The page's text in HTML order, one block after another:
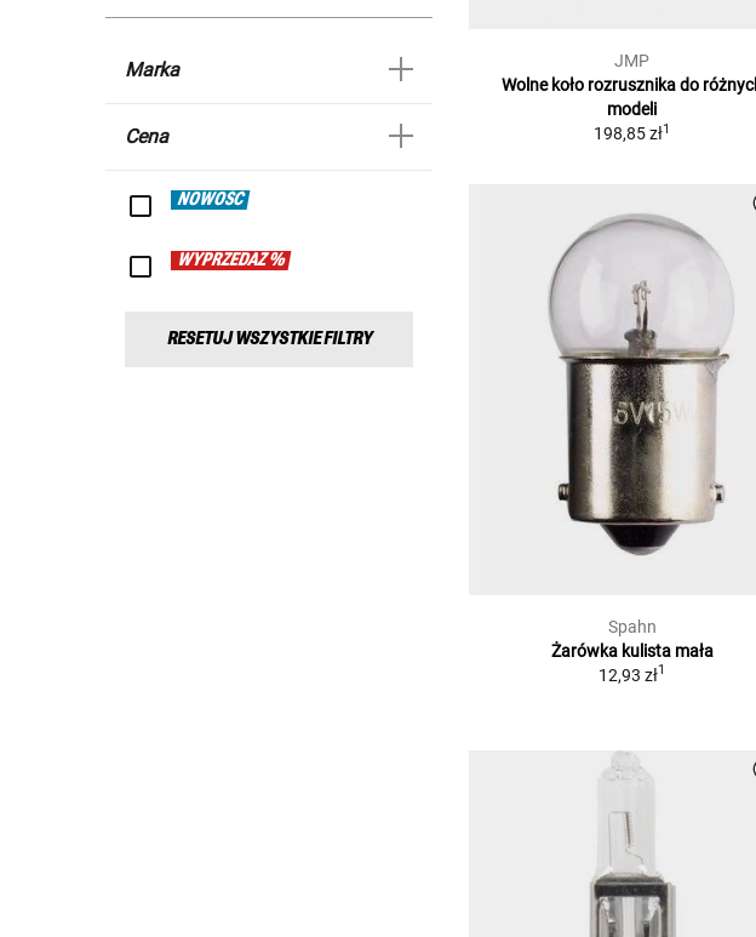
Marka
Cena
NOWOŚĆ
WYPRZEDAŻ %
RESETUJ WSZYSTKIE FILTRY
JMP
Wolne koło rozrusznika do
modeli
198,85 zł1
Spahn
Żarówka kulista mała
12,93 zł1